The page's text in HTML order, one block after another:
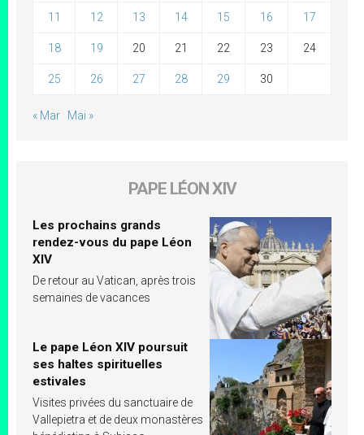
11 12 13 14 15 16 17
18 19 20 21 22 23 24
25 26 27 28 29 30
« Mar Mai »
PAPE LÉON XIV
Les prochains grands
rendez-vous du pape Léon
XIV
De retour au Vatican, après trois
semaines de vacances
Le pape Léon XIV poursuit
ses haltes spirituelles
estivales
Visites privées du sanctuaire de
Vallepietra et de deux monastères